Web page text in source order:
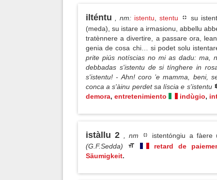
ilténtu , nm: istentu stentu
su
(meda), su istare a irmasionu, abbellu
tratènnere a divertire, a passare ora,
genia de cosa chi… si podet solu
prite piús notíscias no mi as dadu: ma,
debbadas s'istentu de si tínghere in
s'istentu! - Ahn! coro ’e mamma, beni,
conca a s'àinu perdet sa líscia e s'istentu
demora, entretenimiento indùgio,
istàllu 2 , nm
istentóngiu a
(G.F.Sedda)
retard de
Säumigkeit.